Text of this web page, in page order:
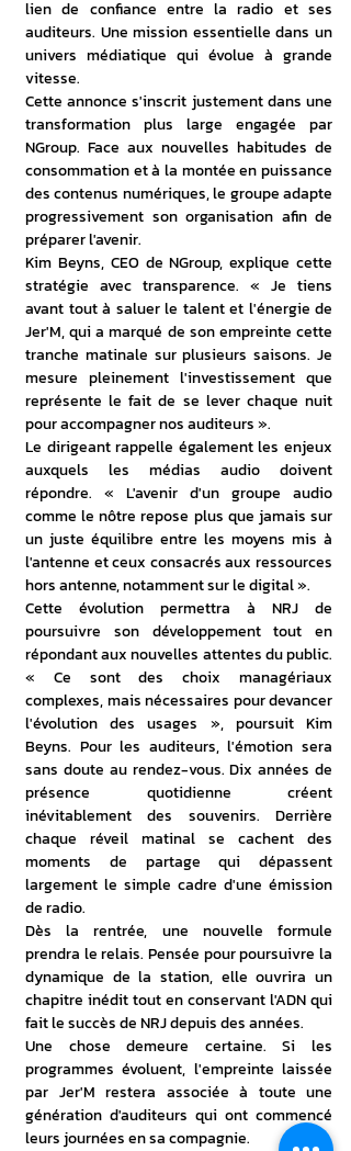
lien de confiance entre la radio et ses
auditeurs. Une mission essentielle dans un
univers médiatique qui évolue à grande
vitesse.
Cette annonce s'inscrit justement dans une
transformation plus large engagée par
NGroup. Face aux nouvelles habitudes de
consommation et à la montée en puissance
des contenus numériques, le groupe adapte
progressivement son organisation afin de
préparer l'avenir.
Kim Beyns, CEO de NGroup, explique cette
stratégie avec transparence. « Je tiens
avant tout à saluer le talent et l'énergie de
Jer'M, qui a marqué de son empreinte cette
tranche matinale sur plusieurs saisons. Je
mesure pleinement l'investissement que
représente le fait de se lever chaque nuit
pour accompagner nos auditeurs ».
Le dirigeant rappelle également les enjeux
auxquels les médias audio doivent
répondre. « L'avenir d'un groupe audio
comme le nôtre repose plus que jamais sur
un juste équilibre entre les moyens mis à
l'antenne et ceux consacrés aux ressources
hors antenne, notamment sur le digital ».
Cette évolution permettra à NRJ de
poursuivre son développement tout en
répondant aux nouvelles attentes du public.
« Ce sont des choix managériaux
complexes, mais nécessaires pour devancer
l'évolution des usages », poursuit Kim
Beyns. Pour les auditeurs, l'émotion sera
sans doute au rendez-vous. Dix années de
présence quotidienne créent
inévitablement des souvenirs. Derrière
chaque réveil matinal se cachent des
moments de partage qui dépassent
largement le simple cadre d'une émission
de radio.
Dès la rentrée, une nouvelle formule
prendra le relais. Pensée pour poursuivre la
dynamique de la station, elle ouvrira un
chapitre inédit tout en conservant l'ADN qui
fait le succès de NRJ depuis des années.
Une chose demeure certaine. Si les
programmes évoluent, l'empreinte laissée
par Jer'M restera associée à toute une
génération d'auditeurs qui ont commencé
leurs journées en sa compagnie.